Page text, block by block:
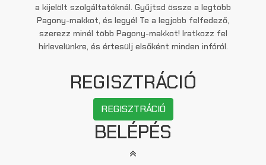
a kijelölt szolgáltatóknál. Gyűjtsd össze a legtöbb
Pagony-makkot, és legyél Te a legjobb felfedező,
szerezz minél több Pagony-makkot! Iratkozz fel
hírlevelünkre, és értesülj elsőként minden infóról.
REGISZTRÁCIÓ
REGISZTRÁCIÓ
BELÉPÉS